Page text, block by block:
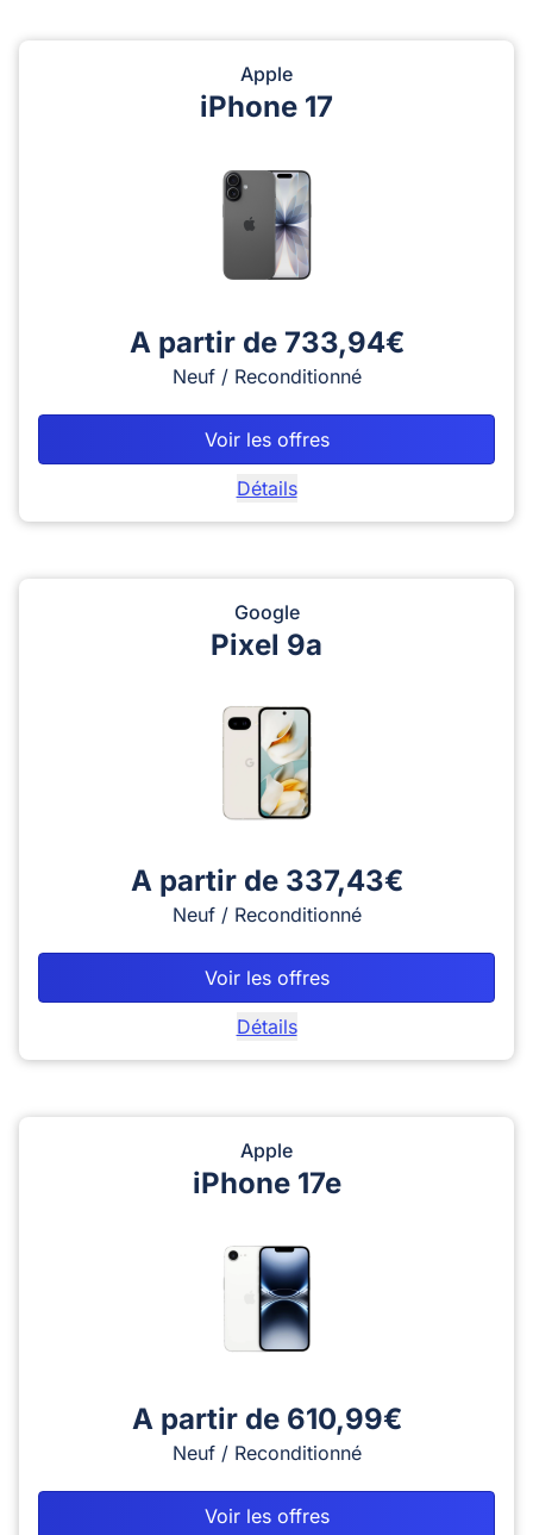
Apple
iPhone 17
A partir de 733,94€
Neuf / Reconditionné
Voir les offres
Détails
Google
Pixel 9a
A partir de 337,43€
Neuf / Reconditionné
Voir les offres
Détails
Apple
iPhone 17e
A partir de 610,99€
Neuf / Reconditionné
Voir les offres